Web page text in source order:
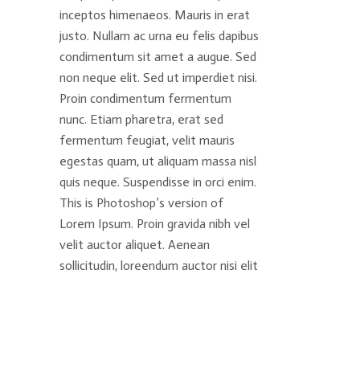
inceptos himenaeos. Mauris in erat
justo. Nullam ac urna eu felis dapibus
condimentum sit amet a augue. Sed
non neque elit. Sed ut imperdiet nisi.
Proin condimentum fermentum
nunc. Etiam pharetra, erat sed
fermentum feugiat, velit mauris
egestas quam, ut aliquam massa nisl
quis neque. Suspendisse in orci enim.
This is Photoshop’s version of
Lorem Ipsum. Proin gravida nibh vel
velit auctor aliquet. Aenean
sollicitudin, loreendum auctor nisi elit